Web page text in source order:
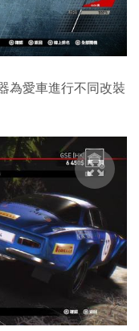
為愛車進行不同改裝